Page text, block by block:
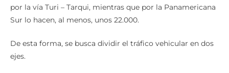
por la vía Turi – Tarqui, mientras que por la Panamericana
Sur lo hacen, al menos, unos 22.000.
De esta forma, se busca dividir el tráfico vehicular en dos
ejes.